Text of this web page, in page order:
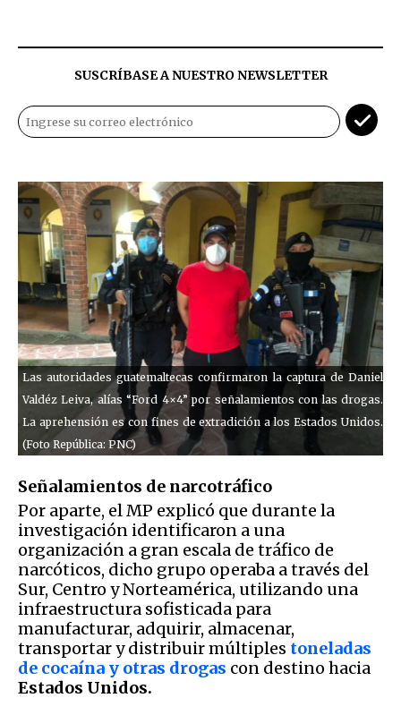
SUSCRÍBASE A NUESTRO NEWSLETTER
Las autoridades guatemaltecas confirmaron la captura de Daniel
Valdéz Leiva, alías “Ford 4×4” por señalamientos con las drogas.
La aprehensión es con fines de extradición a los Estados Unidos.
(Foto República: PNC)
Señalamientos de narcotráfico
Por aparte, el MP explicó que durante la
investigación identificaron a una
organización a gran escala de tráfico de
narcóticos, dicho grupo operaba a través del
Sur, Centro y Norteamérica, utilizando una
infraestructura sofisticada para
manufacturar, adquirir, almacenar,
transportar y distribuir múltiples toneladas
de cocaína y otras drogas con destino hacia
Estados Unidos.